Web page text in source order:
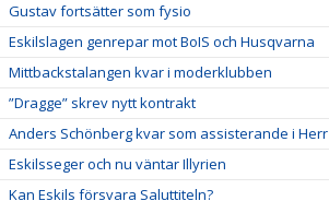
Gustav fortsätter som fysio
Eskilslagen genrepar mot BoIS och Husqvarna
Mittbackstalangen kvar i moderklubben
”Dragge” skrev nytt kontrakt
Anders Schönberg kvar som assisterande i Herr
Eskilsseger och nu väntar Illyrien
Kan Eskils försvara Saluttiteln?